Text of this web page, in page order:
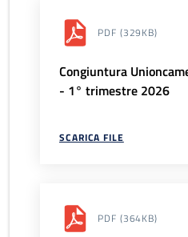
PDF (329KB)
Congiuntura
- 1° trimestre 2026
SCARICA FILE
PDF (364KB)